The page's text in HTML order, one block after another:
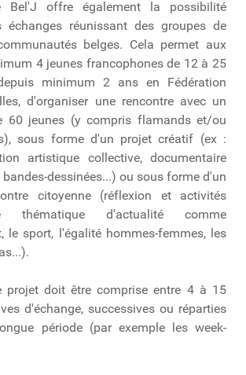
Bel'J offre également la possibilité
échanges réunissant des groupes de
belges. Cela permet aux
4 jeunes francophones de 12 à 25
minimum 2 ans en Fédération
d'organiser une rencontre avec un
60 jeunes (y compris flamands et/ou
sous forme d'un projet créatif (ex :
artistique collective, documentaire
bandes-dessinées...) ou sous forme d'un
citoyenne (réflexion et activités
thématique d'actualité comme
le sport, l'égalité hommes-femmes, les
projet doit être comprise entre 4 à 15
d'échange, successives ou réparties
période (par exemple les week-